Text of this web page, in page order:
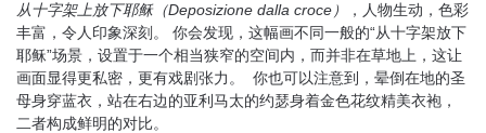
从十字架上放下耶稣（Deposizione dalla croce）
，人物生动，色彩
丰富，令人印象深刻。 你会发现，这幅画不同一般的“从十字架放下
耶稣”场景，设置于一个相当狭窄的空间内，而并非在草地上，这让
画面显得更私密，更有戏剧张力。 你也可以注意到，晕倒在地的圣
母身穿蓝衣，站在右边的亚利马太的约瑟身着金色花纹精美衣袍，
二者构成鲜明的对比。